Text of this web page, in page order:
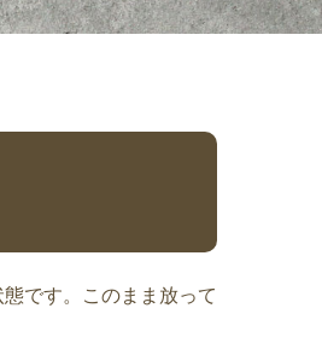
です。このまま放って